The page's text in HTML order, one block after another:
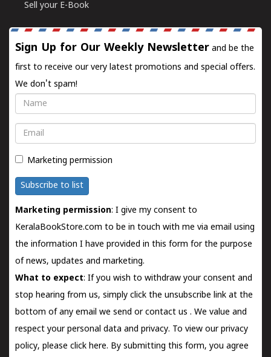
Sell your E-Book
Sign Up for Our Weekly Newsletter and be the
first to receive our very latest promotions and special offers.
We don't spam!
Name
Email
Marketing permission
Subscribe to list
Marketing permission: I give my consent to
KeralaBookStore.com to be in touch with me via email using
the information I have provided in this form for the purpose
of news, updates and marketing.
What to expect: If you wish to withdraw your consent and
stop hearing from us, simply click the unsubscribe link at the
bottom of any email we send orcontact us . We value and
respect your personal data and privacy. To view our privacy
policy, please click here. By submitting this form, you agree